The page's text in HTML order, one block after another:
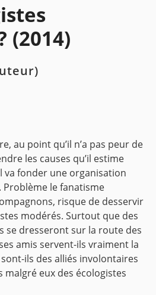
(2014)
au point qu’il n’a pas peur de
les causes qu’il estime
va fonder une organisation
Problème le fanatisme
risque de desservir
modérés. Surtout que des
se dresseront sur la route des
amis servent-ils vraiment la
ils des alliés involontaires
malgré eux des écologistes